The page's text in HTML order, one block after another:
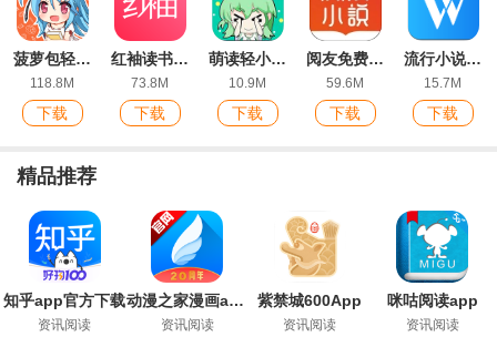
菠萝包轻小说官方版
118.8M
下载
红袖读书官方版
73.8M
下载
萌读轻小说app安卓版
10.9M
下载
阅友免费小说软件
59.6M
下载
流行小说app安卓版
15.7M
下载
精品推荐
知乎app官方下载
资讯阅读
动漫之家漫画app安卓版本
资讯阅读
紫禁城600App
资讯阅读
咪咕阅读app
资讯阅读